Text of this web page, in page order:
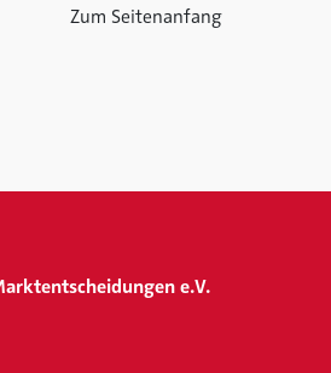
Zum Seitenanfang
e.V.